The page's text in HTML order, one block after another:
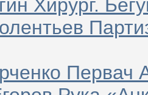
Хирург.
Первач